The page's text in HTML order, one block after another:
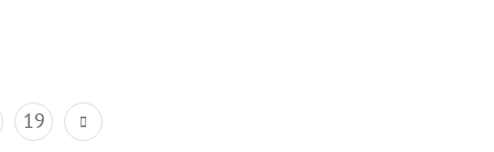
19